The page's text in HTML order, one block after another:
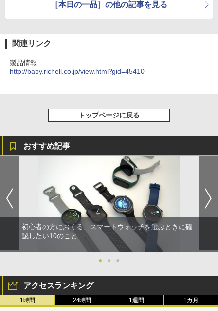
［本日の一品］の他の記事を見る
関連リンク
製品情報
http://baby.richell.co.jp/view.html?gid=45410
トップページに戻る
おすすめ記事
初心者の方におくる、スマートウォッチを選ぶときに確
認したい10のこと
● ● ●
アクセスランキング
1時間 24時間 1週間 1カ月